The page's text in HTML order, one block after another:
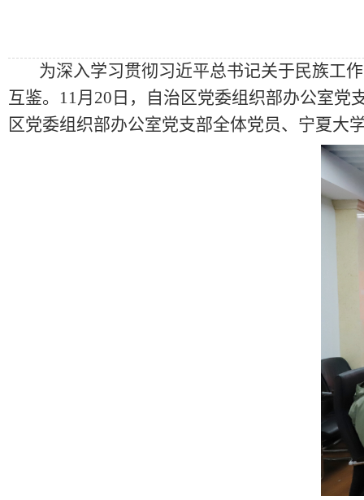
为深入学习贯彻习近平总书记关于民族工
互鉴。 11月20日，自治区党委组织部办公室党
区党委组织部办公室党支部全体党员、宁夏大